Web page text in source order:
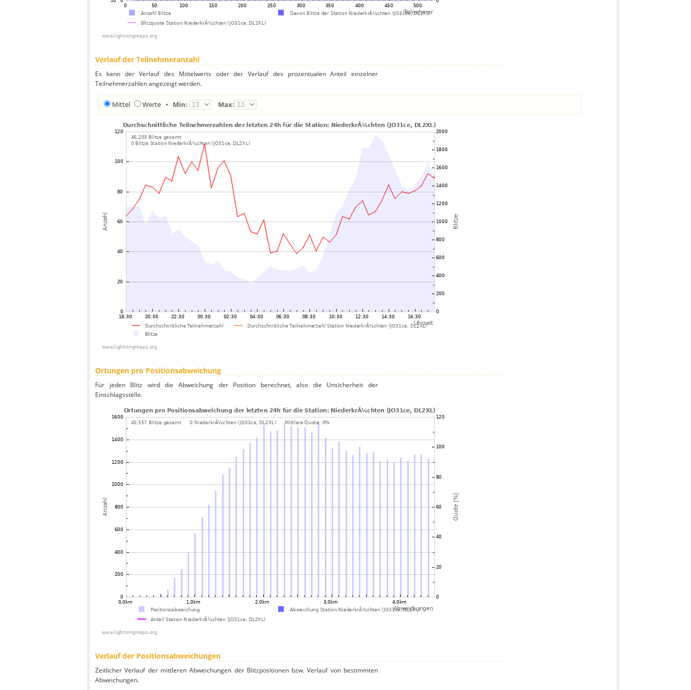
Verlauf der Teilnehmeranzahl
Es kann der Verlauf des Mittelwerts oder der Verlauf des prozentualen Anteil einzelner
Teilnehmerzahlen angezeigt werden.
Mittel Werte • Min: Max:
Ortungen pro Positionsabweichung
Für jeden Blitz wird die Abweichung der Position berechnet, also die Unsicherheit der
Einschlagsstelle.
Verlauf der Positionsabweichungen
Zeitlicher Verlauf der mittleren Abweichungen der Blitzpositionen bzw. Verlauf von bestimmten
Abweichungen.